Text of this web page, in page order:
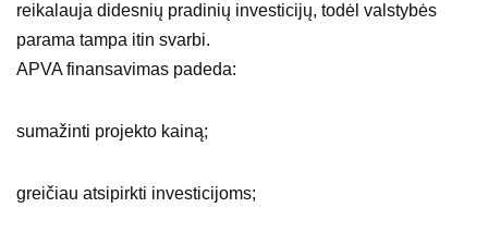
reikalauja didesnių pradinių investicijų, todėl valstybės
parama tampa itin svarbi.
APVA finansavimas padeda:
sumažinti projekto kainą;
greičiau atsipirkti investicijoms;